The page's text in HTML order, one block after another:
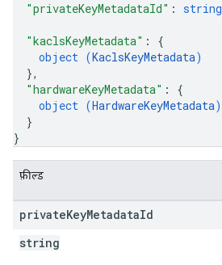
"privateKeyMetadataId" : string
"kaclsKeyMetadata" : {
object (KaclsKeyMetadata)
},
"hardwareKeyMetadata" : {
object (HardwareKeyMetadata)
}
}
फ़ील्ड
privateKeyMetadataId
string